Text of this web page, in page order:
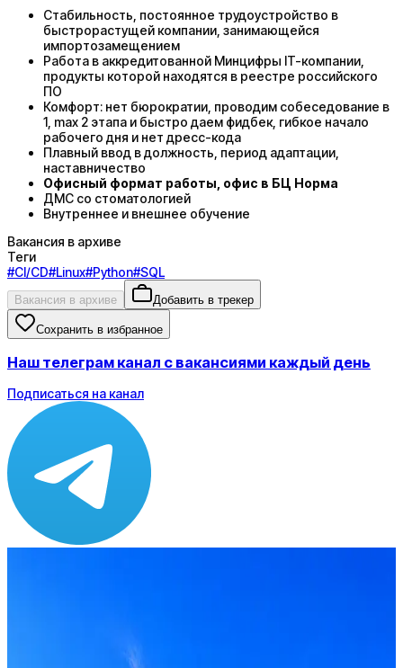
Стабильность, постоянное трудоустройство в
быстрорастущей компании, занимающейся
импортозамещением
Работа в аккредитованной Минцифры IT-компании,
продукты которой находятся в реестре российского
ПО
Комфорт: нет бюрократии, проводим собеседование в
1, max 2 этапа и быстро даем фидбек, гибкое начало
рабочего дня и нет дресс-кода
Плавный ввод в должность, период адаптации,
наставничество
Офисный формат работы, офис в БЦ Норма
ДМС со стоматологией
Внутреннее и внешнее обучение
Вакансия в архиве
Теги
#CI/CD#Linux#Python#SQL
Вакансия в архиве Добавить в трекер
Сохранить в избранное
Наш телеграм канал с вакансиями каждый день
Подписаться на канал